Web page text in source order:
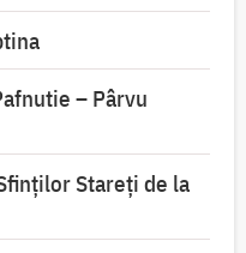
– Pârvu
Stareți de la